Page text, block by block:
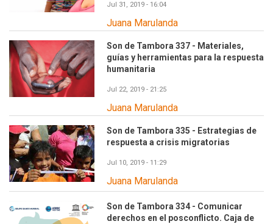
Jul 31, 2019 - 16:04
Juana Marulanda
Son de Tambora 337 - Materiales,
guías y herramientas para la respuesta
humanitaria
Jul 22, 2019 - 21:25
Juana Marulanda
Son de Tambora 335 - Estrategias de
respuesta a crisis migratorias
Jul 10, 2019 - 11:29
Juana Marulanda
Son de Tambora 334 - Comunicar
derechos en el posconflicto. Caja de